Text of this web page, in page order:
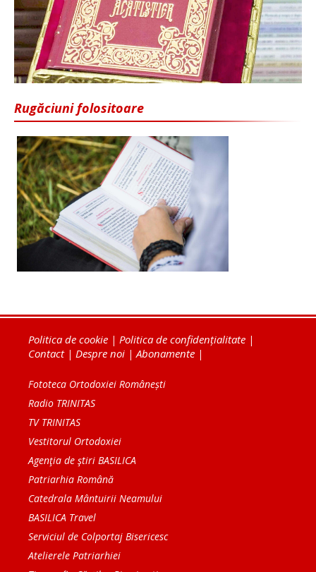
Rugăciuni folositoare
Politica de cookie | Politica de confidențialitate |
Contact| Despre noi |Abonamente |
Fototeca Ortodoxiei Românești
Radio TRINITAS
TV TRINITAS
Vestitorul Ortodoxiei
Agenţia de ştiri BASILICA
Patriarhia Română
Catedrala Mântuirii Neamului
BASILICA Travel
Serviciul de Colportaj Bisericesc
Atelierele Patriarhiei